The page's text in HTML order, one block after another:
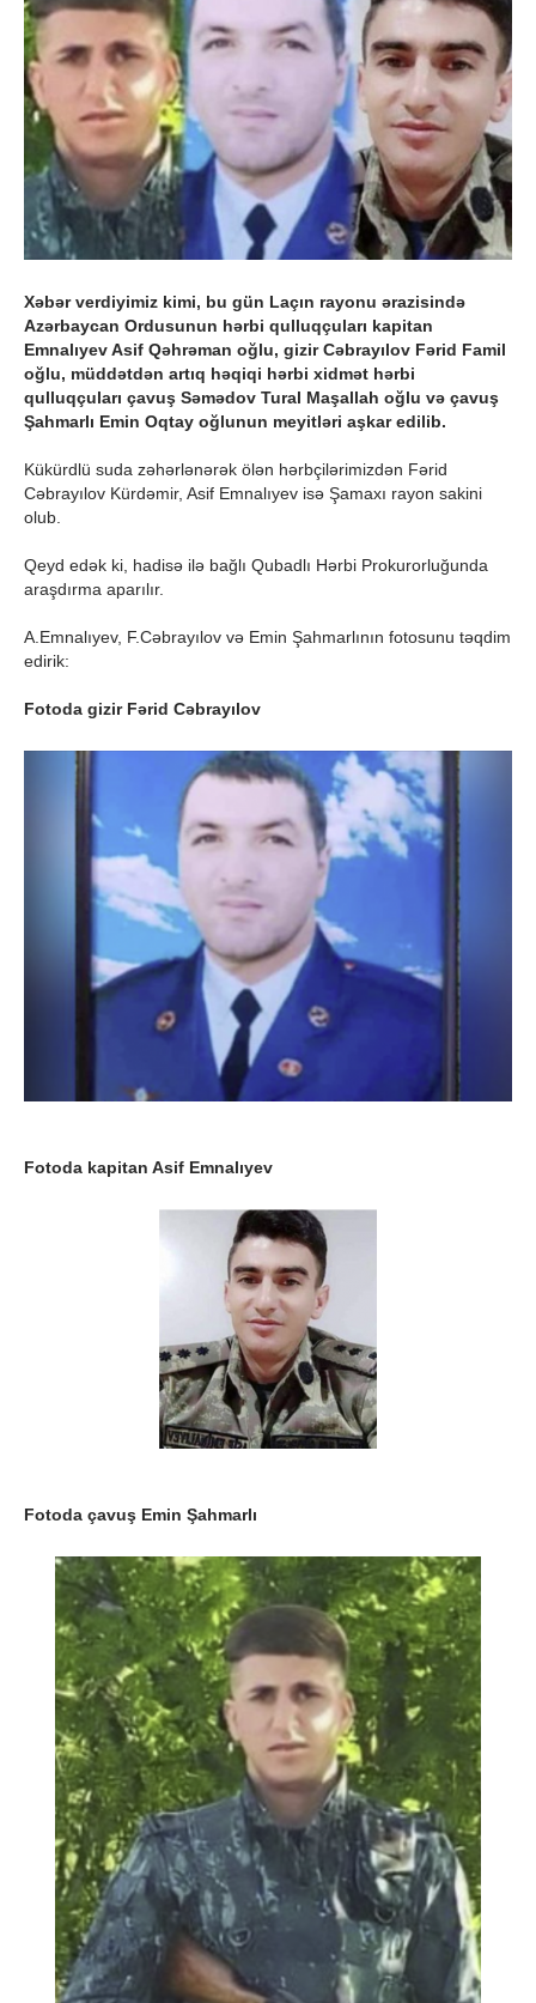
Xəbər verdiyimiz kimi, bu gün Laçın rayonu ərazisində
Azərbaycan Ordusunun hərbi qulluqçuları kapitan
Emnalıyev Asif Qəhrəman oğlu, gizir Cəbrayılov Fərid Famil
oğlu, müddətdən artıq həqiqi hərbi xidmət hərbi
qulluqçuları çavuş Səmədov Tural Maşallah oğlu və çavuş
Şahmarlı Emin Oqtay oğlunun meyitləri aşkar edilib.
Kükürdlü suda zəhərlənərək ölən hərbçilərimizdən Fərid
Cəbrayılov Kürdəmir, Asif Emnalıyev isə Şamaxı rayon sakini
olub.
Qeyd edək ki, hadisə ilə bağlı Qubadlı Hərbi Prokurorluğunda
araşdırma aparılır.
A.Emnalıyev, F.Cəbrayılov və Emin Şahmarlının fotosunu təqdim
edirik:
Fotoda gizir Fərid Cəbrayılov
Fotoda kapitan Asif Emnalıyev
Fotoda çavuş Emin Şahmarlı